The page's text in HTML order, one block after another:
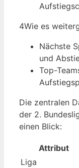
4Wie es
Nächste
und
Top-
Die zentralen
der 2.
einen Blick:
Attribut
Liga